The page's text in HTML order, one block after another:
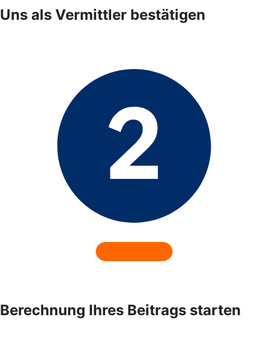
Uns als Vermittler bestätigen
Berechnung Ihres Beitrags starten